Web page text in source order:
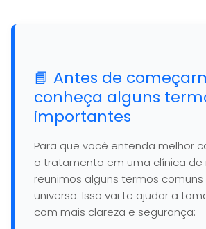
📘 Antes de
conheça alguns
importantes
Para que você entenda melhor
o tratamento em uma clínica de
reunimos alguns termos comuns
universo. Isso vai te ajudar a
com mais clareza e segurança: